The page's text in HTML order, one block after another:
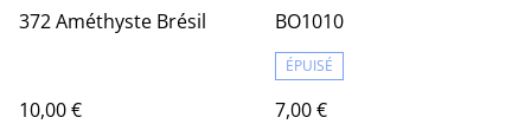
372 Améthyste Brésil
10,00 €
BO1010
ÉPUISÉ
7,00 €